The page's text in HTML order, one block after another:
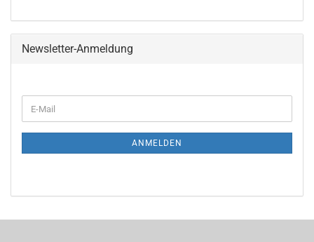
Newsletter-Anmeldung
ANMELDEN